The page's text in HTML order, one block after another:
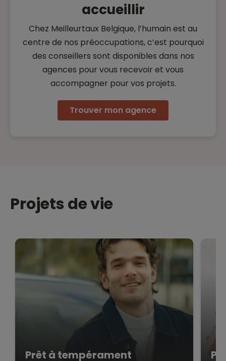
accueillir
Chez Meilleurtaux Belgique, l’humain est au
centre de nos préoccupations, c’est pourquoi
des conseillers sont disponibles dans nos
agences pour vous recevoir et vous
accompagner pour vos projets.
Trouver mon agence
Projets de vie
Prêt à tempérament